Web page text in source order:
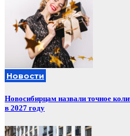
Новости
Новосибирцам назвали точное
в 2027 году